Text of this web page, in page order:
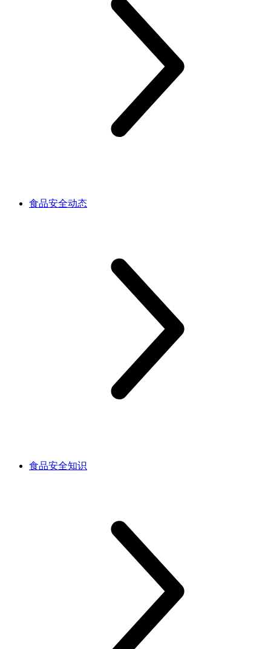
食品安全动态
食品安全知识